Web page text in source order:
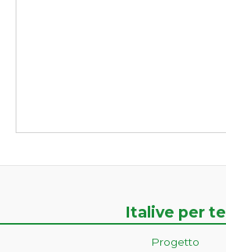
Italive per te
Progetto